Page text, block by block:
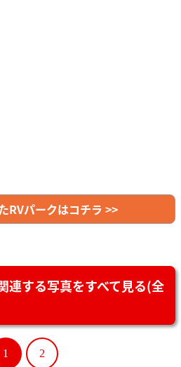
RVパークはコチラ >>
連する写真をすべて見る(全
1 2